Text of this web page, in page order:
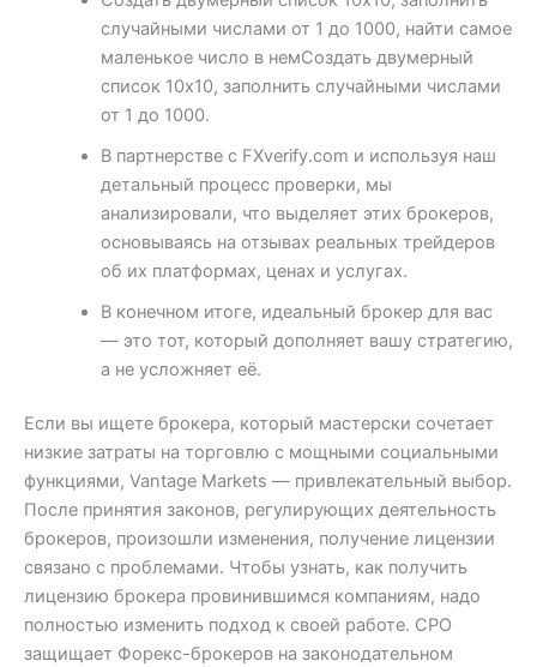
случайными числами от 1 до 1000, найти самое
маленькое число в немCоздать двумерный
список 10х10, заполнить случайными числами
от 1 до 1000.
В партнерстве с FXverify.com и используя наш
детальный процесс проверки, мы
анализировали, что выделяет этих брокеров,
основываясь на отзывах реальных трейдеров
об их платформах, ценах и услугах.
В конечном итоге, идеальный брокер для вас
— это тот, который дополняет вашу стратегию,
а не усложняет её.
Если вы ищете брокера, который мастерски сочетает
низкие затраты на торговлю с мощными социальными
функциями, Vantage Markets — привлекательный выбор.
После принятия законов, регулирующих деятельность
брокеров, произошли изменения, получение лицензии
связано с проблемами. Чтобы узнать, как получить
лицензию брокера провинившимся компаниям, надо
полностью изменить подход к своей работе. СРО
защищает Форекс-брокеров на законодательном